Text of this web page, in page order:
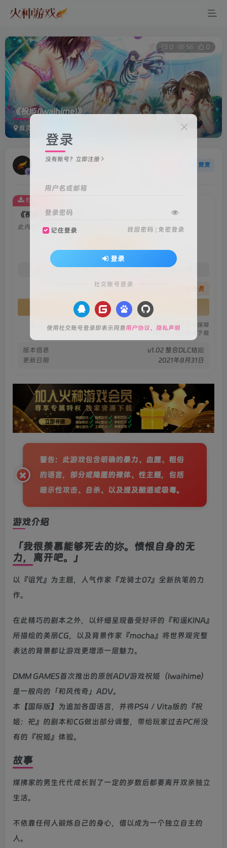
《祝姫(Iwaihime)》
首页
0 56 0
火种游戏 赞赏
《祝姫(Iwaihime)》
此内容为付费资源，请付费后查看
免费
您暂无购买权限，请先开通会员
开通会员
安全绿色无毒保障 永久免费稳定更新
资源有效持续保障
火种网盘极速下载
版本信息
v1.02 整合DLC结姫
更新日期
2021年8月31日
付费资源
警告：此游戏包含明确的暴力、血腥、粗俗
的语言，部分或隐匿的裸体、性主题，包括
暗示性攻击、自杀、以及提及酗酒或吸毒。
游戏介绍
「我很羡慕能够死去的妳。愤恨自身的无
力，离开吧。」
以『诅咒』为主题，人气作家『龙骑士07』全新执笔的力
作。
在此精巧的剧本之外，以纤细呈现备受好评的『和遥KINA』
所描绘的美丽CG，以及背景作家『mocha』将世界观完整
表达的背景都让游戏更增添一层魅力。
DMM GAMES首次推出的原创ADV游戏祝姬（Iwaihime）
是一般向的「和风传奇」ADV。
本【国际版】为追加各国语言，并将PS4／Vita版的『祝
姬：祀』的剧本和CG做出部分调整，带给玩家过去PC所没
有的『祝姬』体验。
故事
煤拂家的男生代代成长到了一定的岁数后都要离开双亲独立
生活。
不依靠任何人锻炼自己的身心，借以成为一个独立自主的
人。
登录
没有账号？立即注册
用户名或邮箱
登录密码
记住登录 找回密码 | 免密登录
登录
社交账号登录
使用社交账号登录即表示同意用户协议、 隐私声明